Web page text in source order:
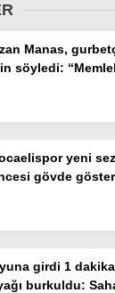
Manas,
söyledi:
yeni
gövde
girdi 1
burkuldu: